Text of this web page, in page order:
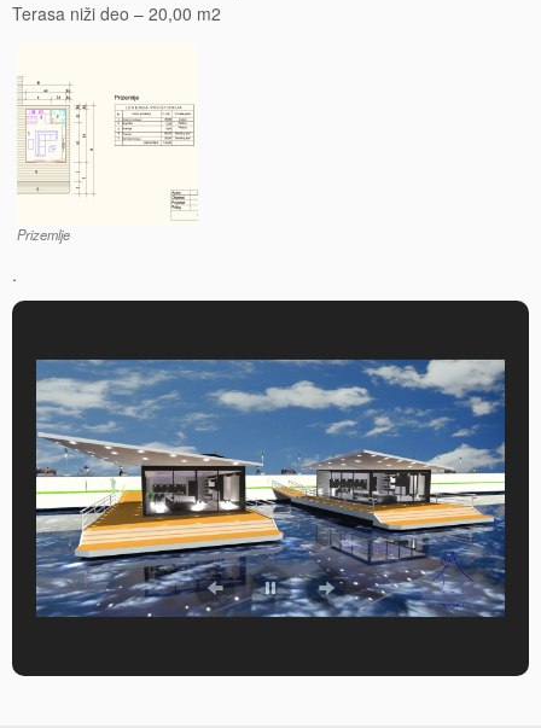
Terasa niži deo – 20,00 m2
Prizemlje
.